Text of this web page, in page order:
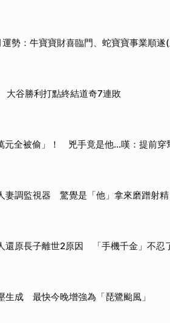
勢：牛寶寶財喜臨門、蛇寶寶事業順遂
谷勝利打點終結道奇7連敗
元全被偷」！ 兇手竟是他...嘆：提前穿
妻調監視器 驚覺是「他」拿來磨蹭射精
還原長子離世2原因 「手機千金」不忍
生成 最快今晚增強為「琵鷺颱風」